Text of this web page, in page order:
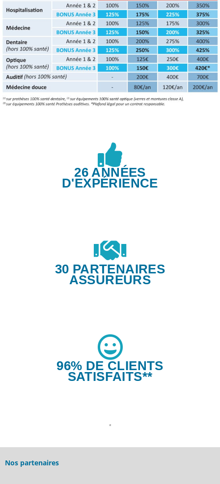
26 ANNÉES
D'EXPÉRIENCE
30 PARTENAIRES
ASSUREURS
96% DE CLIENTS
SATISFAITS**
*
Nos partenaires